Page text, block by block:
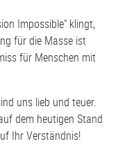
Impossible“ klingt,
für die Masse ist
für Menschen mit
uns lieb und teuer.
dem heutigen Stand
Ihr Verständnis!